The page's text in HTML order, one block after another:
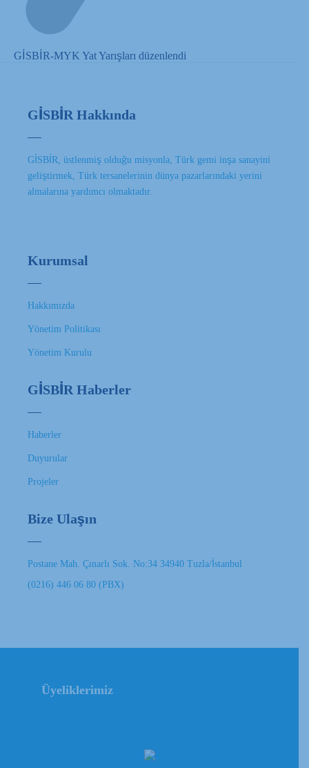
GİSBİR-MYK Yat Yarışları düzenlendi
GİSBİR Hakkında
GİSBİR, üstlenmiş olduğu misyonla, Türk gemi inşa sanayini
geliştirmek, Türk tersanelerinin dünya pazarlarındaki yerini
almalarına yardımcı olmaktadır.
Kurumsal
Hakkımızda
Yönetim Politikası
Yönetim Kurulu
GİSBİR Haberler
Haberler
Duyurular
Projeler
Bize Ulaşın
Postane Mah. Çınarlı Sok. No:34 34940 Tuzla/İstanbul
(0216) 446 06 80 (PBX)
Üyeliklerimiz